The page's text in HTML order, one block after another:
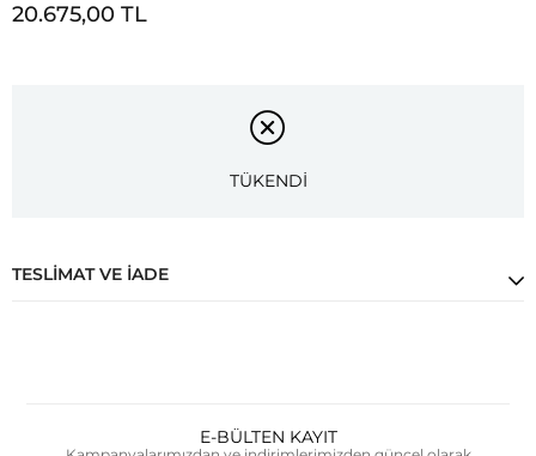
20.675,00 TL
TÜKENDİ
TESLIMAT VE İADE
E-BÜLTEN KAYIT